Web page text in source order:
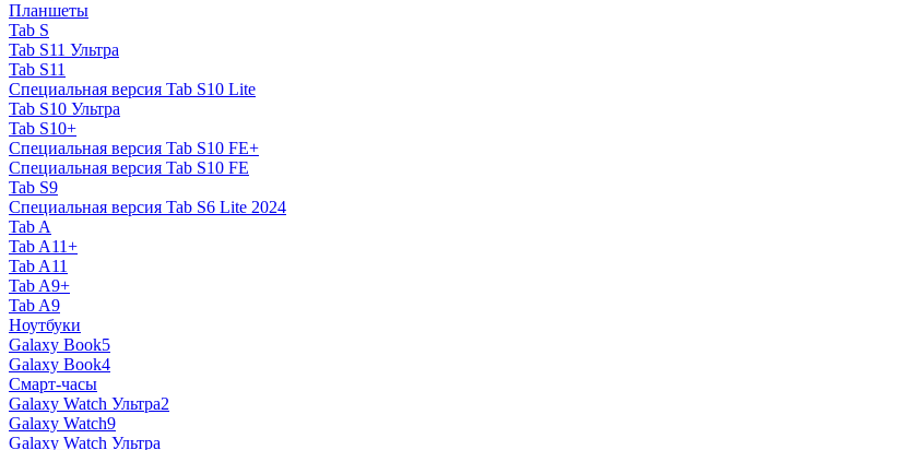
Планшеты
Tab S
Tab S11 Ультра
Tab S11
Специальная версия Tab S10 Lite
Tab S10 Ультра
Tab S10+
Специальная версия Tab S10 FE+
Специальная версия Tab S10 FE
Tab S9
Специальная версия Tab S6 Lite 2024
Tab A
Tab A11+
Tab A11
Tab A9+
Tab A9
Ноутбуки
Galaxy Book5
Galaxy Book4
Смарт-часы
Galaxy Watch Ультра2
Galaxy Watch9
Galaxy Watch Ультра